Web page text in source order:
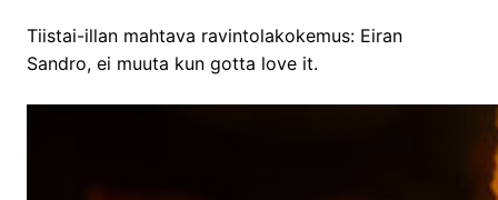
Tiistai-illan mahtava ravintolakokemus: Eiran
Sandro, ei muuta kun gotta love it.